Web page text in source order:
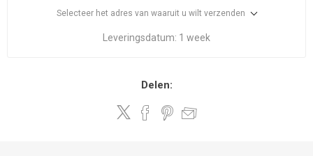
Selecteer het adres van waaruit u wilt verzenden
Leveringsdatum: 1 week
Delen: